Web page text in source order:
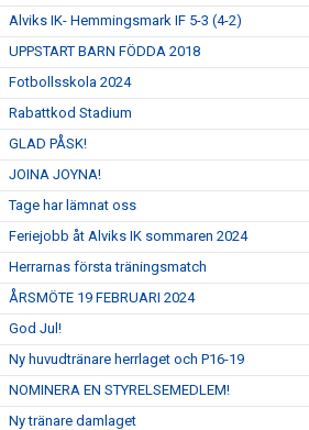
Alviks IK- Hemmingsmark IF 5-3 (4-2)
UPPSTART BARN FÖDDA 2018
Fotbollsskola 2024
Rabattkod Stadium
GLAD PÅSK!
JOINA JOYNA!
Tage har lämnat oss
Feriejobb åt Alviks IK sommaren 2024
Herrarnas första träningsmatch
ÅRSMÖTE 19 FEBRUARI 2024
God Jul!
Ny huvudtränare herrlaget och P16-19
NOMINERA EN STYRELSEMEDLEM!
Ny tränare damlaget